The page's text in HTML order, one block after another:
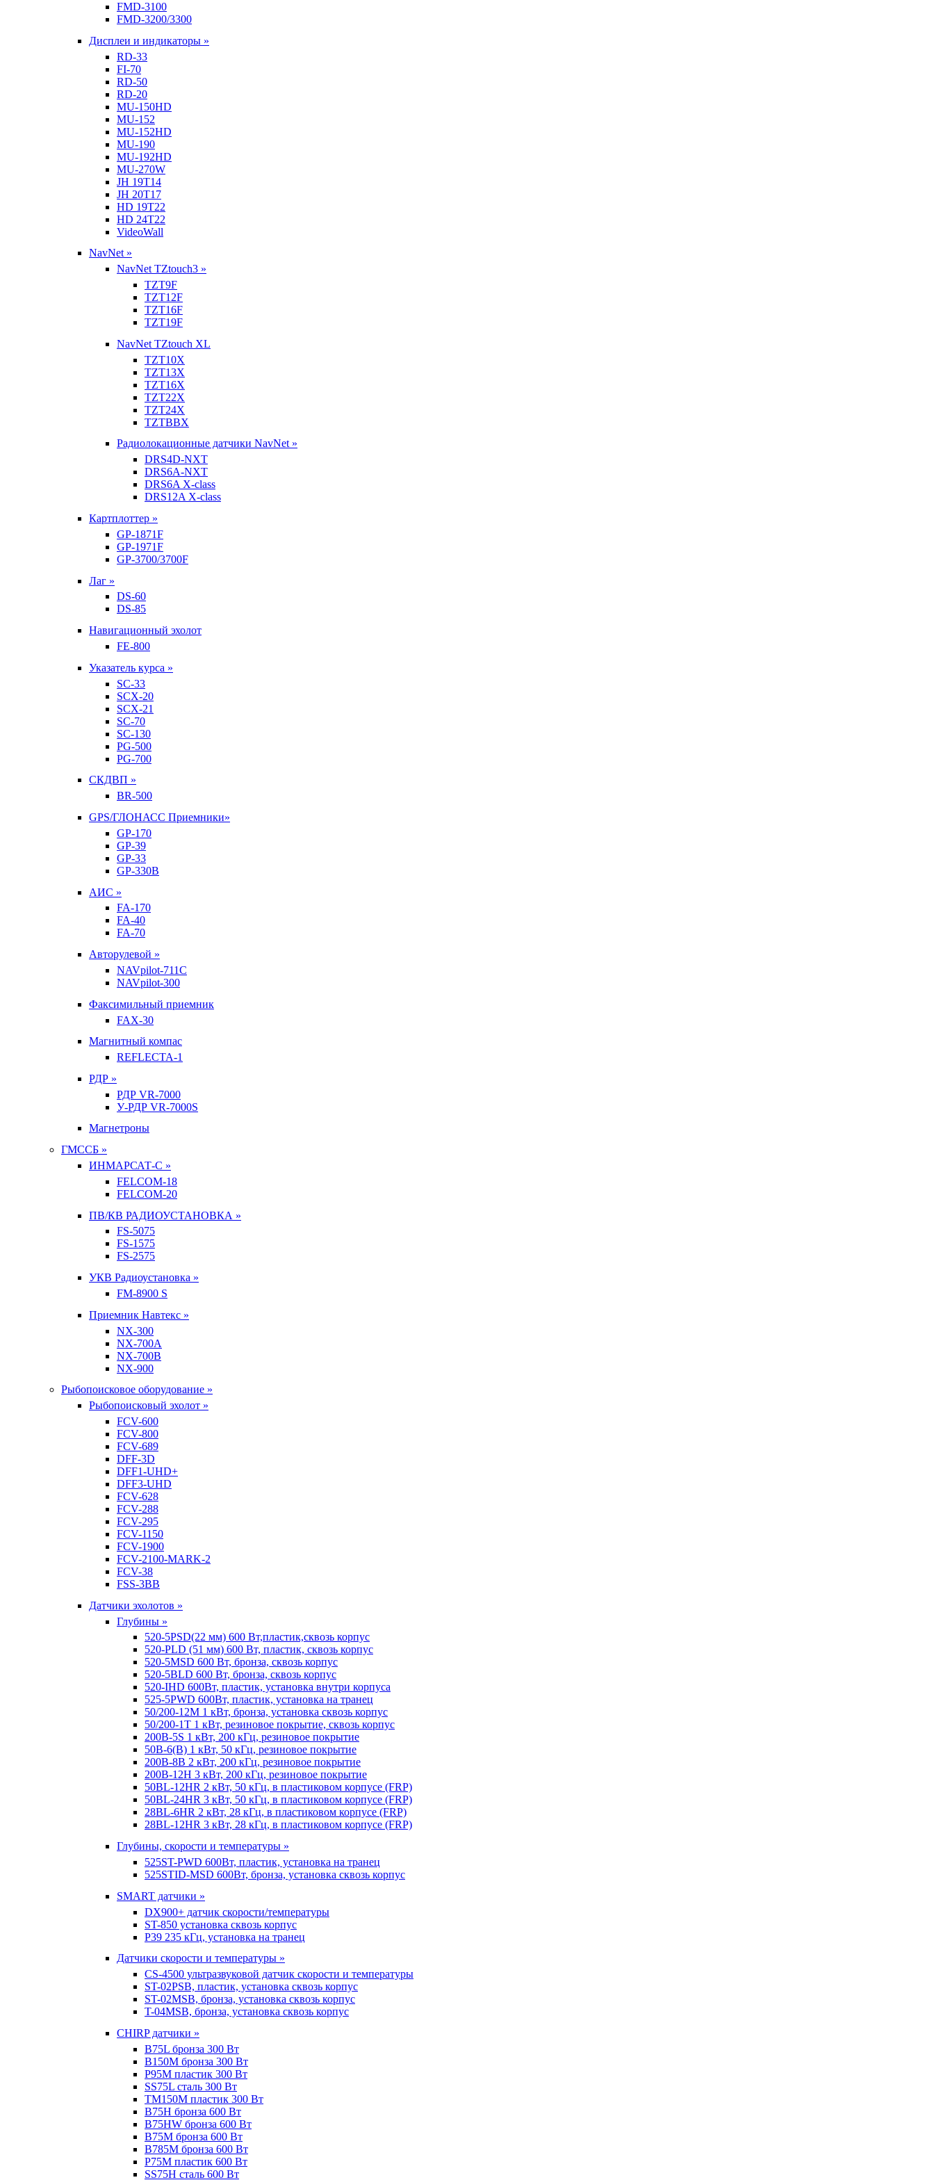
FMD-3100
FMD-3200/3300
Дисплеи и индикаторы »
RD-33
FI-70
RD-50
RD-20
MU-150HD
MU-152
MU-152HD
MU-190
MU-192HD
MU-270W
JH 19T14
JH 20T17
HD 19T22
HD 24T22
VideoWall
NavNet »
NavNet TZtouch3 »
TZT9F
TZT12F
TZT16F
TZT19F
NavNet TZtouch XL
TZT10X
TZT13X
TZT16X
TZT22X
TZT24X
TZTBBX
Радиолокационные датчики NavNet »
DRS4D-NXT
DRS6A-NXT
DRS6A X-class
DRS12A X-class
Картплоттер »
GP-1871F
GP-1971F
GP-3700/3700F
Лаг »
DS-60
DS-85
Навигационный эхолот
FE-800
Указатель курса »
SC-33
SCX-20
SCX-21
SC-70
SC-130
PG-500
PG-700
СКДВП »
BR-500
GPS/ГЛОНАСС Приемники»
GP-170
GP-39
GP-33
GP-330B
АИС »
FA-170
FA-40
FA-70
Авторулевой »
NAVpilot-711С
NAVpilot-300
Факсимильный приемник
FAX-30
Магнитный компас
REFLECTA-1
РДР »
РДР VR-7000
У-РДР VR-7000S
Магнетроны
ГМССБ »
ИНМАРСАТ-С »
FELCOM-18
FELCOM-20
ПВ/КВ РАДИОУСТАНОВКА »
FS-5075
FS-1575
FS-2575
УКВ Радиоустановка »
FM-8900 S
Приемник Навтекс »
NX-300
NX-700A
NX-700B
NX-900
Рыбопоисковое оборудование »
Рыбопоисковый эхолот »
FCV-600
FCV-800
FCV-689
DFF-3D
DFF1-UHD+
DFF3-UHD
FCV-628
FCV-288
FCV-295
FCV-1150
FCV-1900
FCV-2100-MARK-2
FCV-38
FSS-3BB
Датчики эхолотов »
Глубины »
520-5PSD(22 мм) 600 Вт,пластик,сквозь корпус
520-PLD (51 мм) 600 Вт, пластик, сквозь корпус
520-5MSD 600 Вт, бронза, сквозь корпус
520-5BLD 600 Вт, бронза, сквозь корпус
520-IHD 600Вт, пластик, установка внутри корпуса
525-5PWD 600Вт, пластик, установка на транец
50/200-12M 1 кВт, бронза, установка сквозь корпус
50/200-1T 1 кВт, резиновое покрытие, сквозь корпус
200B-5S 1 кВт, 200 кГц, резиновое покрытие
50B-6(B) 1 кВт, 50 кГц, резиновое покрытие
200B-8B 2 кВт, 200 кГц, резиновое покрытие
200B-12H 3 кВт, 200 кГц, резиновое покрытие
50BL-12HR 2 кВт, 50 кГц, в пластиковом корпусе (FRP)
50BL-24HR 3 кВт, 50 кГц, в пластиковом корпусе (FRP)
28BL-6HR 2 кВт, 28 кГц, в пластиковом корпусе (FRP)
28BL-12HR 3 кВт, 28 кГц, в пластиковом корпусе (FRP)
Глубины, скорости и температуры »
525ST-PWD 600Вт, пластик, установка на транец
525STID-MSD 600Вт, бронза, установка сквозь корпус
SMART датчики »
DX900+ датчик скорости/температуры
ST-850 установка сквозь корпус
P39 235 кГц, установка на транец
Датчики скорости и температуры »
CS-4500 ультразвуковой датчик скорости и температуры
ST-02PSB, пластик, установка сквозь корпус
ST-02MSB, бронза, установка сквозь корпус
T-04MSB, бронза, установка сквозь корпус
CHIRP датчики »
B75L бронза 300 Вт
B150M бронза 300 Вт
P95M пластик 300 Вт
SS75L сталь 300 Вт
TM150M пластик 300 Вт
B75H бронза 600 Вт
B75HW бронза 600 Вт
B75M бронза 600 Вт
B785M бронза 600 Вт
P75M пластик 600 Вт
SS75H сталь 600 Вт